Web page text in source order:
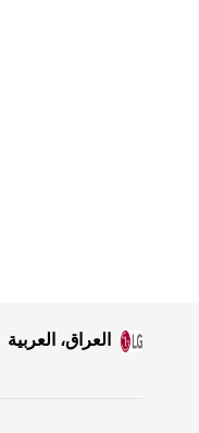
العراق، العربية